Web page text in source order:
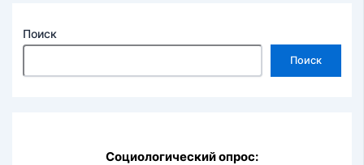
Поиск
Поиск
Социологический опрос: